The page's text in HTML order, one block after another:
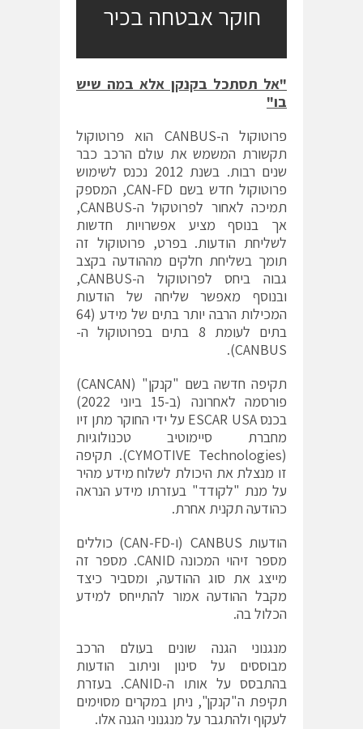
חוקר אבטחה בכיר
"אל תסתכל בקנקן אלא במה שיש
בו"
פרוטוקול ה-CANBUS הוא פרוטוקול
תקשורת המשמש את עולם הרכב כבר
שנים רבות. בשנת 2012 נכנס לשימוש
פרוטוקול חדש בשם CAN-FD, המספק
תמיכה לאחור לפרוטקול ה-CANBUS,
אך בנוסף מציע אפשרויות חדשות
לשליחת הודעות. בפרט, פרוטוקול זה
תומך בשליחת חלקים מההודעה בקצב
גבוה ביחס לפרוטוקול ה-CANBUS,
ובנוסף מאפשר שליחה של הודעות
המכילות הרבה יותר בתים של מידע (64
בתים לעומת 8 בתים בפרוטוקול ה-
CANBUS).
תקיפה חדשה בשם "קנקן" (CANCAN)
פורסמה לאחרונה (ב-15 ביוני 2022)
בכנס ESCAR USA על ידי החוקר מתן זיו
מחברת סיימוטיב טכנולוגיות
(CYMOTIVE Technologies). תקיפה
זו מנצלת את היכולת לשלוח מידע מהיר
על מנת "לקודד" בעזרתו מידע הנראה
כהודעה תקנית אחרת.
הודעות CANBUS (ו-CAN-FD) כוללים
מספר זיהוי המכונה CANID. מספר זה
מייצג את סוג ההודעה, ומסביר כיצד
מקבל ההודעה אמור להתייחס למידע
הכלול בה.
מנגנוני הגנה שונים בעולם הרכב
מבוססים על סינון וניתוב הודעות
בהתבסס על אותו ה-CANID. בעזרת
תקיפת ה"קנקן", ניתן במקרים מסוימים
לעקוף ולהתגבר על מנגנוני הגנה אלו.